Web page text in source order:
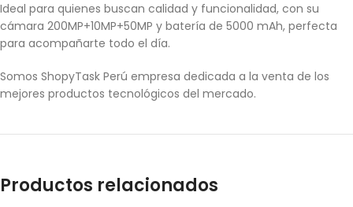
Ideal para quienes buscan calidad y funcionalidad, con su
cámara 200MP+10MP+50MP y batería de 5000 mAh, perfecta
para acompañarte todo el día.
Somos ShopyTask Perú empresa dedicada a la venta de los
mejores productos tecnológicos del mercado.
Productos relacionados